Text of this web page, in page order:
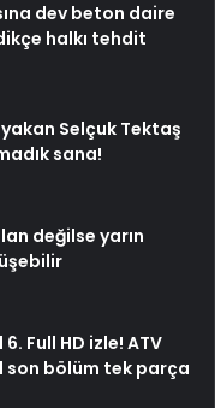
dev beton daire
halkı tehdit
Selçuk Tektaş
sana!
değilse yarın
Full HD izle! ATV
son bölüm tek parça